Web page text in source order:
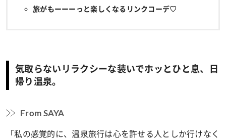
旅がもーーーっと楽しくなるリンクコーデ♡
気取らないリラクシーな装いでホッとひと息、日
帰り温泉。
From SAYA
「私の感覚的に、温泉旅行は心を許せる人としか行けなく